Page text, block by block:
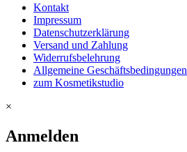
Kontakt
Impressum
Datenschutzerklärung
Versand und Zahlung
Widerrufsbelehrung
Allgemeine Geschäftsbedingungen
zum Kosmetikstudio
×
Anmelden